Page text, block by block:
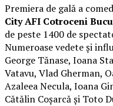
Premiera de gală a
City AFI Cotroceni
de peste 1400 de
Numeroase vedete și
George Tănase, Ioana
Vatavu, Vlad Gherman,
Azaleea Necula, Ioana
Cătălin Coșarcă și Toto